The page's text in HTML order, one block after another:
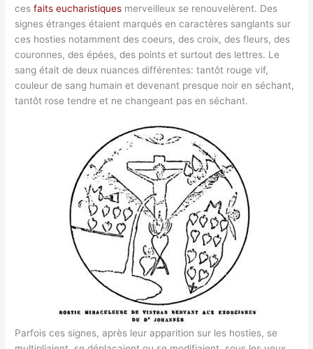
cesfaits eucharistiques merveilleux se renouvelèrent. Des
signes étranges étaient marqués en caractères sanglants sur
ces hosties notamment des coeurs, des croix, des fleurs, des
couronnes, des épées, des points et surtout des lettres. Le
sang était de deux nuances différentes: tantôt rouge vif,
couleur de sang humain et devenant presque noir en séchant,
tantôt rose tendre et ne changeant pas en séchant.
Parfois ces signes, après leur apparition sur les hosties, se